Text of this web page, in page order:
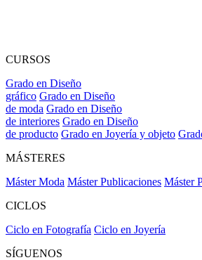
CURSOS
Grado en Diseño
gráfico Grado en Diseño
de moda Grado en Diseño
de interiores Grado en Diseño
de producto Grado en Joyería y objeto
MÁSTERES
Máster Moda Máster Publicaciones Máster
CICLOS
Ciclo en Fotografía Ciclo en Joyería
SÍGUENOS